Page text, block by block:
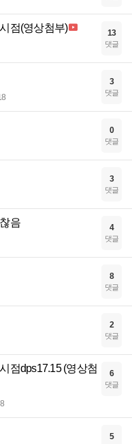
점(영상첨부) 13
댓글
3
댓글
0
댓글
3
댓글
음 4
댓글
8
댓글
2
댓글
점dps17.15 (영상첨
6
댓글
5